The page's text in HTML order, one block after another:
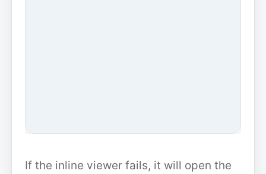
If the inline viewer fails, it will open the